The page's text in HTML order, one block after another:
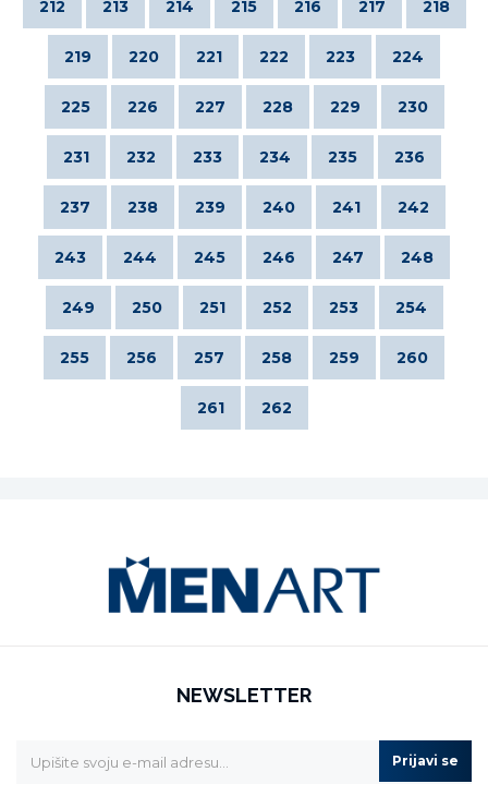
212 213 214 215 216 217 218
219 220 221 222 223 224
225 226 227 228 229 230
231 232 233 234 235 236
237 238 239 240 241 242
243 244 245 246 247 248
249 250 251 252 253 254
255 256 257 258 259 260
261 262
NEWSLETTER
Prijavi se